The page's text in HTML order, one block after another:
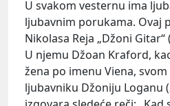
U svakom vesternu ima
ljubavnim porukama. Ovaj
Nikolasa Reja „Džoni Gitar“
U njemu Džoan Kraford,
žena po imenu Viena,
ljubavniku Džoniju Loganu